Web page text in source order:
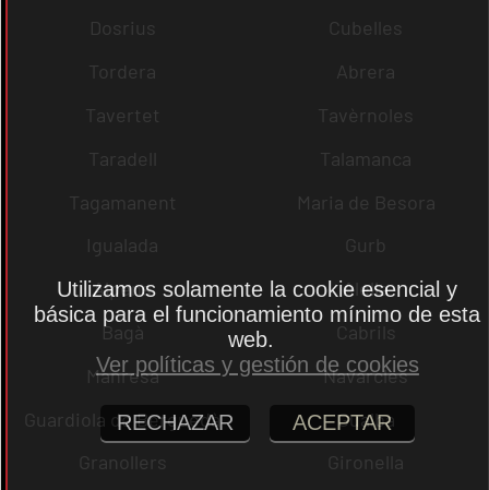
Dosrius
Cubelles
Tordera
Abrera
Tavertet
Tavèrnoles
Taradell
Talamanca
Tagamanent
Maria de Besora
Igualada
Gurb
Alpens
Alella
Bagà
Cabrils
Manresa
Navarcles
Guardiola de Berguedà
Gualba
Granollers
Gironella
Utilizamos solamente la cookie esencial y
básica para el funcionamiento mínimo de esta
web.
Ver políticas y gestión de cookies
RECHAZAR ACEPTAR